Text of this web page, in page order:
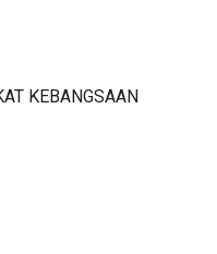
KEBANGSAAN